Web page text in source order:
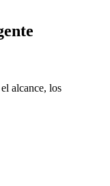
alcance, los